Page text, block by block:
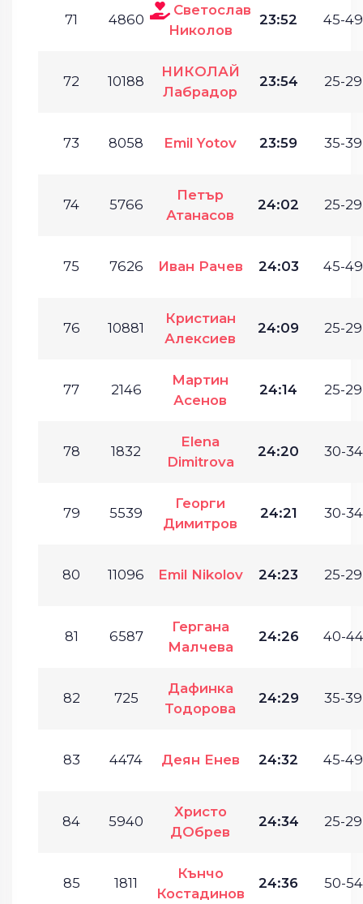
71 4860
Светослав
Николов
23:52 45-
72 10188
НИКОЛАЙ
Лабрадор
23:54 25-
73 8058 Emil Yotov 23:59 35-
74 5766
Петър
Атанасов
24:02 25-
75 7626 Иван Рачев 24:03 45-
76 10881
Кристиан
Алексиев
24:09 25-
77 2146
Мартин
Асенов
24:14 25-
78 1832
Elena
Dimitrova
24:20 30-
79 5539
Георги
Димитров
24:21 30-
80 11096 Emil Nikolov 24:23 25-
81 6587
Гергана
Малчева
24:26 40-
82 725
Дафинка
Тодорова
24:29 35-
83 4474 Деян Енев 24:32 45-
84 5940
Христо
ДОбрев
24:34 25-
85 1811
Кънчо
Костадинов
24:36 50-